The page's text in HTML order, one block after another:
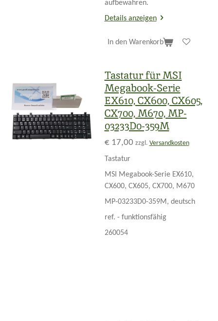
aufbewahren.
Details anzeigen
In den Warenkorb
Tastatur für MSI
Megabook-Serie
EX610, CX600, CX605,
CX700, M670, MP-
03233D0-359M
€ 17,00 zzgl. Versandkosten
Tastatur
MSI Megabook-Serie EX610,
CX600, CX605, CX700, M670
MP-03233D0-359M, deutsch
ref. - funktionsfähig
260054